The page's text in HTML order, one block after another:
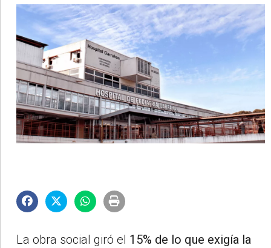
©2007/2026
La obra social giró el 15% de lo que exigía la